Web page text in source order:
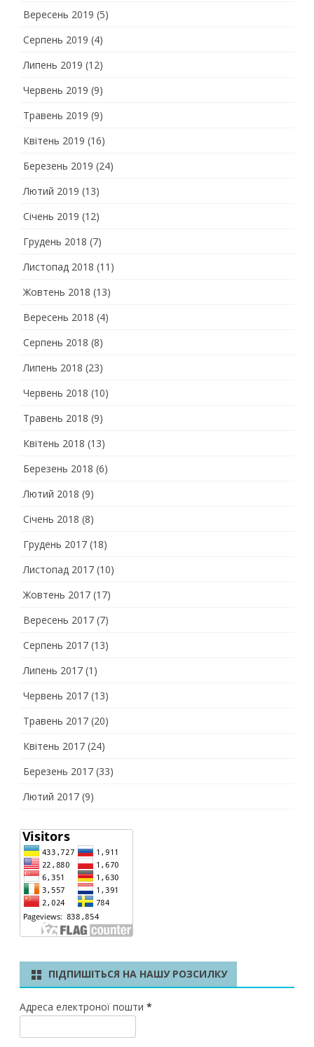
Вересень 2019 (5)
Серпень 2019 (4)
Липень 2019 (12)
Червень 2019 (9)
Травень 2019 (9)
Квітень 2019 (16)
Березень 2019 (24)
Лютий 2019 (13)
Січень 2019 (12)
Грудень 2018 (7)
Листопад 2018 (11)
Жовтень 2018 (13)
Вересень 2018 (4)
Серпень 2018 (8)
Липень 2018 (23)
Червень 2018 (10)
Травень 2018 (9)
Квітень 2018 (13)
Березень 2018 (6)
Лютий 2018 (9)
Січень 2018 (8)
Грудень 2017 (18)
Листопад 2017 (10)
Жовтень 2017 (17)
Вересень 2017 (7)
Серпень 2017 (13)
Липень 2017 (1)
Червень 2017 (13)
Травень 2017 (20)
Квітень 2017 (24)
Березень 2017 (33)
Лютий 2017 (9)
ПІДПИШІТЬСЯ НА НАШУ РОЗСИЛКУ
Адреса електроної пошти *